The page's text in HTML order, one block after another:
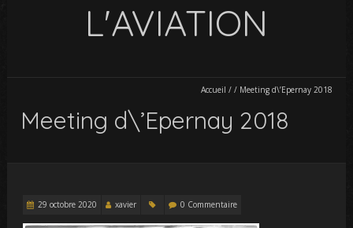
L'AVIATION
Accueil / / Meeting d\’Epernay 2018
Meeting d\’Epernay 2018
29 octobre 2020 xavier 0 Commentaire